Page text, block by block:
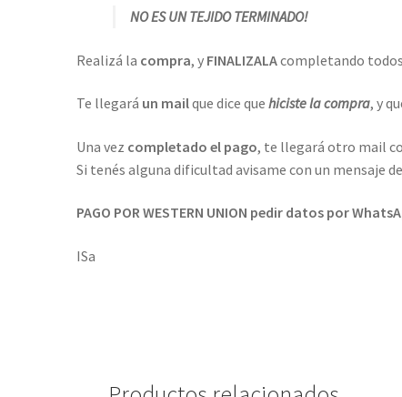
NO ES UN TEJIDO TERMINADO!
Realizá la compra, y FINALIZALAcompletando
Te llegará un mailque dice quehiciste la compra, y
Una vez completado el pago, te llegará otro mail
Si tenés alguna dificultad avisame con un mensaje
PAGO POR WESTERN UNION pedir datos por
ISa